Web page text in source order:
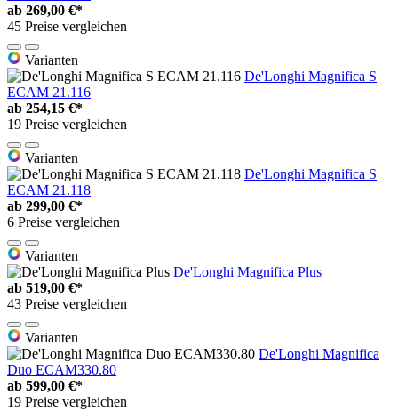
ab 269,00 €*
45 Preise vergleichen
Varianten
De'Longhi Magnifica S
ECAM 21.116
ab 254,15 €*
19 Preise vergleichen
Varianten
De'Longhi Magnifica S
ECAM 21.118
ab 299,00 €*
6 Preise vergleichen
Varianten
De'Longhi Magnifica Plus
ab 519,00 €*
43 Preise vergleichen
Varianten
De'Longhi Magnifica
Duo ECAM330.80
ab 599,00 €*
19 Preise vergleichen